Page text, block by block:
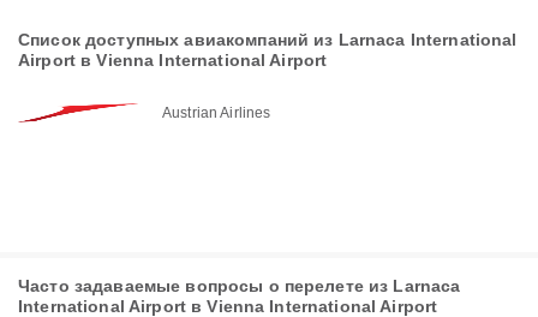
Список доступных авиакомпаний из Larnaca International
Airport в Vienna International Airport
Austrian Airlines
Часто задаваемые вопросы о перелете из Larnaca
International Airport в Vienna International Airport